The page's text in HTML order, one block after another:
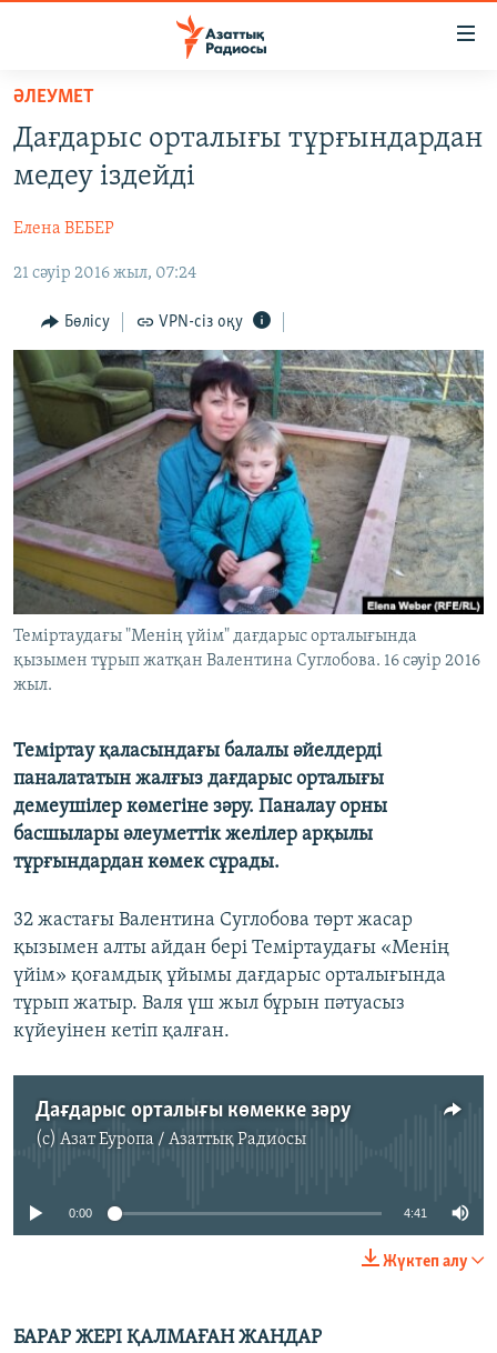
Skip
main
content
to
Navigation
Search
САЯСАТ
AZATTYQTV
ҚАҢТАР ОҚИҒАСЫ
АДАМ ҚҰҚЫҚТАРЫ
ӘЛЕУМЕТ
ӘЛЕМ
АРНАЙЫ ЖОБАЛАР
Русский
ЖАЗЫЛЫҢЫЗ
Басқа тілдерде
ӘЛЕУМЕТ
Дағдарыс орталығы тұрғындардан
медеу іздейді
Елена ВЕБЕР
21 сәуір 2016 жыл, 07:24
Бөлісу VPN-сіз оқу
Теміртаудағы "Менің үйім" дағдарыс орталығында
қызымен тұрып жатқан Валентина Суглобова. 16 сәуір 2016
жыл.
Теміртау қаласындағы балалы әйелдерді
паналататын жалғыз дағдарыс орталығы
демеушілер көмегіне зәру. Паналау орны
басшылары әлеуметтік желілер арқылы
тұрғындардан көмек сұрады.
32 жастағы Валентина Суглобова төрт жасар
қызымен алты айдан бері Теміртаудағы «Менің
үйім» қоғамдық ұйымы дағдарыс орталығында
тұрып жатыр. Валя үш жыл бұрын пәтуасыз
күйеуінен кетіп қалған.
Дағдарыс орталығы көмекке зәру
(c) Азат Еуропа / Азаттық Радиосы
No media source currently available
0:00 4:41
Жүктеп алу
БАРАР ЖЕРІ ҚАЛМАҒАН ЖАНДАР